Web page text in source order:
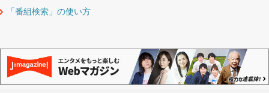
「番組検索」の使い方